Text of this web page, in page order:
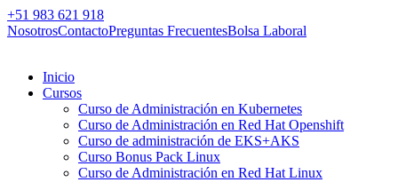
+51 983 621 918
NosotrosContactoPreguntas FrecuentesBolsa Laboral
Inicio
Cursos
Curso de Administración en Kubernetes
Curso de Administración en Red Hat Openshift
Curso de administración de EKS+AKS
Curso Bonus Pack Linux
Curso de Administración en Red Hat Linux